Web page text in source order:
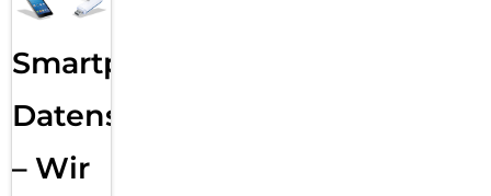
Smartphone
Datensicherung
– Wir